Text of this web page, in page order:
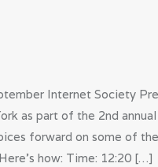
Internet Society
as part of the 2nd
forward on some of
how: Time: 12:20 […]